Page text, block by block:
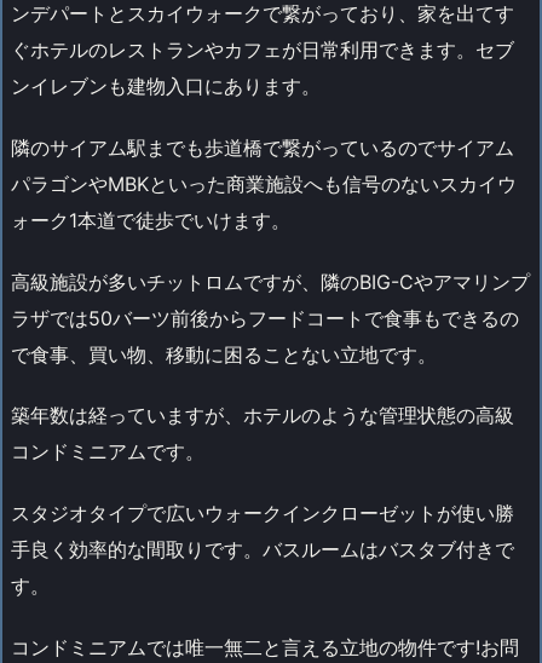
ンデパートとスカイウォークで繋がっており、家を出てす
ぐホテルのレストランやカフェが日常利用できます。セブ
ンイレブンも建物入口にあります。
隣のサイアム駅までも歩道橋で繋がっているのでサイアム
パラゴンやMBKといった商業施設へも信号のないスカイウ
ォーク1本道で徒歩でいけます。
高級施設が多いチットロムですが、隣のBIG-Cやアマリンプ
ラザでは50バーツ前後からフードコートで食事もできるの
で食事、買い物、移動に困ることない立地です。
築年数は経っていますが、ホテルのような管理状態の高級
コンドミニアムです。
スタジオタイプで広いウォークインクローゼットが使い勝
手良く効率的な間取りです。バスルームはバスタブ付きで
す。
コンドミニアムでは唯一無二と言える立地の物件です!お問